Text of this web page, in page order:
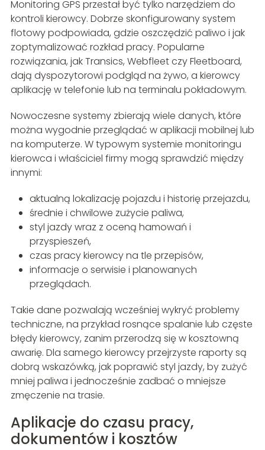
Monitoring GPS przestał być tylko narzędziem do
kontroli kierowcy. Dobrze skonfigurowany system
flotowy podpowiada, gdzie oszczędzić paliwo i jak
zoptymalizować rozkład pracy. Popularne
rozwiązania, jak Transics, Webfleet czy Fleetboard,
dają dyspozytorowi podgląd na żywo, a kierowcy
aplikację w telefonie lub na terminalu pokładowym.
Nowoczesne systemy zbierają wiele danych, które
można wygodnie przeglądać w aplikacji mobilnej lub
na komputerze. W typowym systemie monitoringu
kierowca i właściciel firmy mogą sprawdzić między
innymi:
aktualną lokalizację pojazdu i historię przejazdu,
średnie i chwilowe zużycie paliwa,
styl jazdy wraz z oceną hamowań i
przyspieszeń,
czas pracy kierowcy na tle przepisów,
informacje o serwisie i planowanych
przeglądach.
Takie dane pozwalają wcześniej wykryć problemy
techniczne, na przykład rosnące spalanie lub częste
błędy kierowcy, zanim przerodzą się w kosztowną
awarię. Dla samego kierowcy przejrzyste raporty są
dobrą wskazówką, jak poprawić styl jazdy, by zużyć
mniej paliwa i jednocześnie zadbać o mniejsze
zmęczenie na trasie.
Aplikacje do czasu pracy,
dokumentów i kosztów